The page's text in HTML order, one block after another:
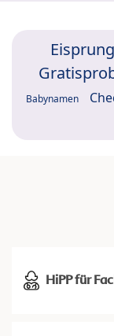
Babynamen
HiPP für